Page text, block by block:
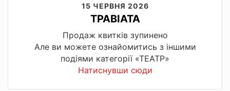
15 ЧЕРВНЯ 2026
ТРАВІАТА
Продаж квитків зупинено
Але ви можете ознайомитись з іншими
подіями категорії «ТЕАТР»
Натиснувши сюди